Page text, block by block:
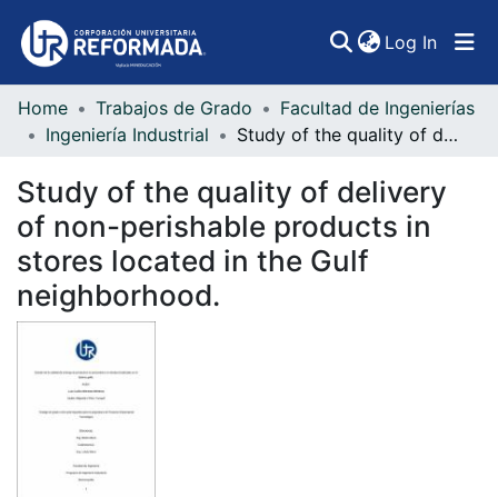
Log In
Communities & Collections
Statistics
Home Trabajos de Grado
Facultad de Ingenierías
Ingeniería Industrial
Study of the quality of delivery of non-perishable products in stores located in the Gulf neighborhood.
Study of the quality of delivery
of non-perishable products in
stores located in the Gulf
neighborhood.